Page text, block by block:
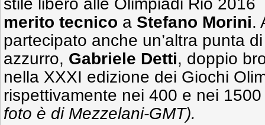
stile libero alle Olimpiadi Rio
merito tecnico a Stefano Morini.
partecipato anche un’altra punta
azzurro, Gabriele Detti, doppio
nella XXXI edizione dei Giochi
rispettivamente nei 400 e nei
foto è di Mezzelani-GMT).